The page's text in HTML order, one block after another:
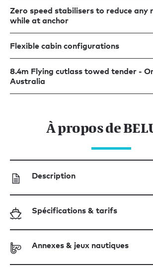
Zero speed stabilisers to reduce any
while at anchor
Flexible cabin configurations
8.4m Flying cutlass towed tender -
Australia
À propos de
Description
Spécifications & tarifs
Annexes & jeux nautiques